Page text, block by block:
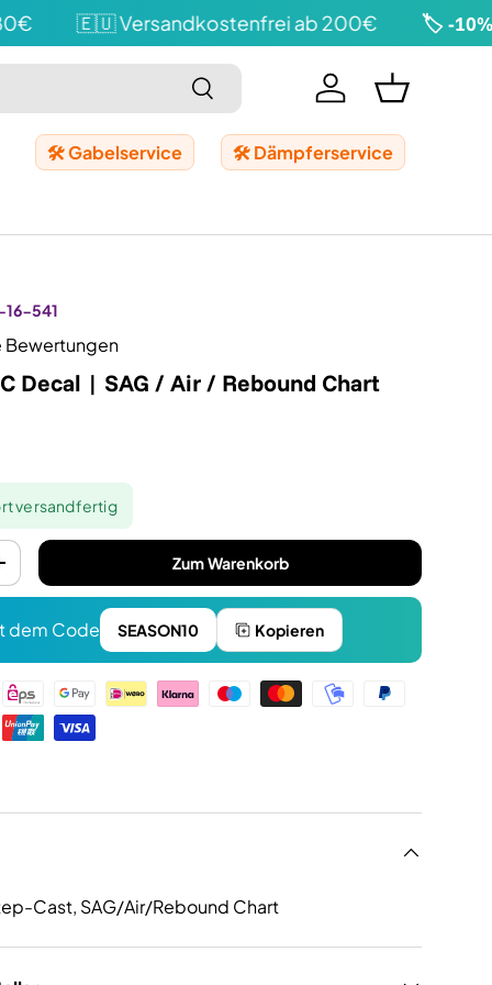
🇪🇺 Versandkostenfrei ab 200€ 🏷️ -10%
Suchen Einloggen
🛠️ Gabelservice 🛠️ Dämpferservice
541
Bewertungen
Decal | SAG / Air / Rebound Chart
versandfertig
Zum Warenkorb
dem Code SEASON10 Kopieren
Cast, SAG/Air/Rebound Chart